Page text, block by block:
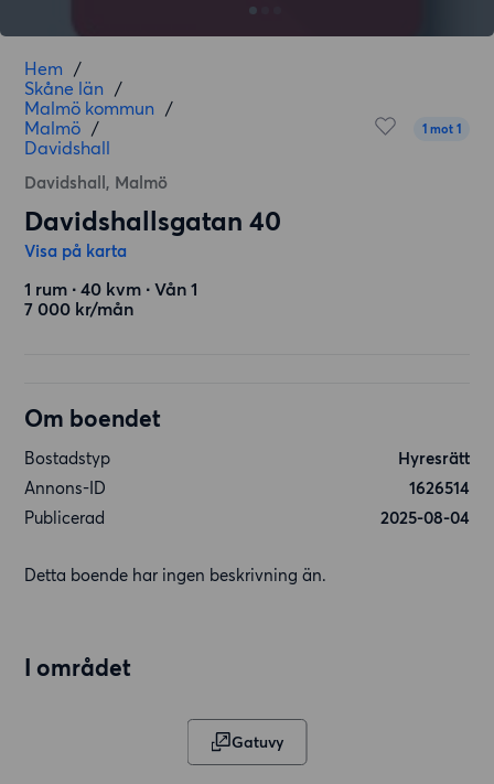
Hem /
Skåne län /
Malmö kommun /
Malmö /
Davidshall
Davidshall, Malmö
1 mot 1
Davidshallsgatan 40
Visa på karta
1 rum ∙ 40 kvm ∙ Vån 1
7 000 kr/mån
Om boendet
Bostadstyp
Hyresrätt
Annons-ID
1626514
Publicerad
2025-08-04
Detta boende har ingen beskrivning än.
I området
Gatuvy